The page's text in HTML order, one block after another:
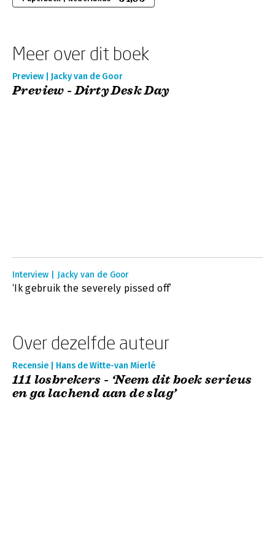
Meer over dit boek
Preview | Jacky van de Goor
Preview - Dirty Desk Day
Interview | Jacky van de Goor
‘Ik gebruik the severely pissed off’
Over dezelfde auteur
Recensie | Hans de Witte-van Mierlé
111 losbrekers - ‘Neem dit boek serieus
en ga lachend aan de slag’